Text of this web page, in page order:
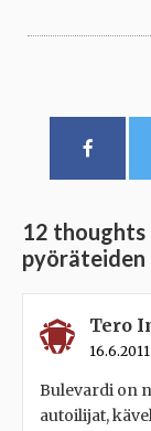
12 thoughts
pyöräteiden
Tero
Bulevardi on
autoilijat,